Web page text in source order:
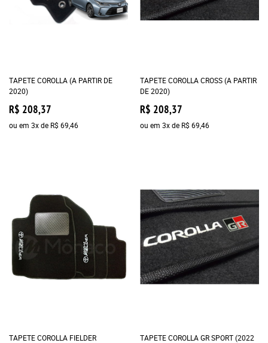
TAPETE COROLLA (A PARTIR DE
2020)
R$ 208,37
ou em 3xde R$ 69,46
TAPETE COROLLA CROSS (A PARTIR
DE 2020)
R$ 208,37
ou em 3xde R$ 69,46
TAPETE COROLLA FIELDER
TAPETE COROLLA GR SPORT (2022